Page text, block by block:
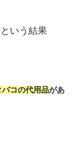
いう結果
バコの代用品があ